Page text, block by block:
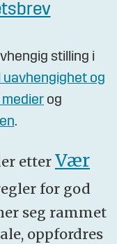
stilling i
uavhengighet og
og
.
etter Vær
for god
seg rammet
oppfordres